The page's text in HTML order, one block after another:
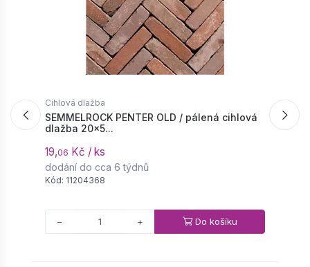
Cihlová dlažba
SEMMELROCK PENTER OLD / pálená cihlová
dlažba 20x5...
19,06 Kč / ks
dodání do cca 6 týdnů
Kód: 11204368
− + Do košíku